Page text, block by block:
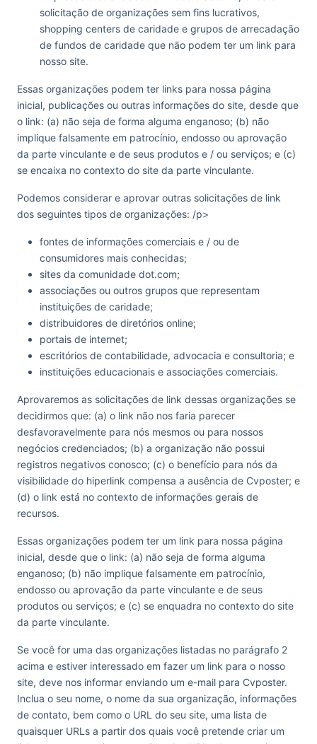
solicitação de organizações sem fins lucrativos,
shopping centers de caridade e grupos de arrecadação
de fundos de caridade que não podem ter um link para
nosso site.
Essas organizações podem ter links para nossa página
inicial, publicações ou outras informações do site, desde que
o link: (a) não seja de forma alguma enganoso; (b) não
implique falsamente em patrocínio, endosso ou aprovação
da parte vinculante e de seus produtos e / ou serviços; e (c)
se encaixa no contexto do site da parte vinculante.
Podemos considerar e aprovar outras solicitações de link
dos seguintes tipos de organizações: /p>
fontes de informações comerciais e / ou de
consumidores mais conhecidas;
sites da comunidade dot.com;
associações ou outros grupos que representam
instituições de caridade;
distribuidores de diretórios online;
portais de internet;
escritórios de contabilidade, advocacia e consultoria; e
instituições educacionais e associações comerciais.
Aprovaremos as solicitações de link dessas organizações se
decidirmos que: (a) o link não nos faria parecer
desfavoravelmente para nós mesmos ou para nossos
negócios credenciados; (b) a organização não possui
registros negativos conosco; (c) o benefício para nós da
visibilidade do hiperlink compensa a ausência de Cvposter; e
(d) o link está no contexto de informações gerais de
recursos.
Essas organizações podem ter um link para nossa página
inicial, desde que o link: (a) não seja de forma alguma
enganoso; (b) não implique falsamente em patrocínio,
endosso ou aprovação da parte vinculante e de seus
produtos ou serviços; e (c) se enquadra no contexto do site
da parte vinculante.
Se você for uma das organizações listadas no parágrafo 2
acima e estiver interessado em fazer um link para o nosso
site, deve nos informar enviando um e-mail para Cvposter.
Inclua o seu nome, o nome da sua organização, informações
de contato, bem como o URL do seu site, uma lista de
quaisquer URLs a partir dos quais você pretende criar um